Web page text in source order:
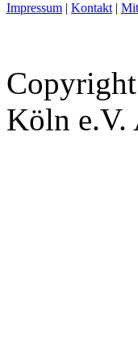
Impressum | Kontakt |
Köln e.V.